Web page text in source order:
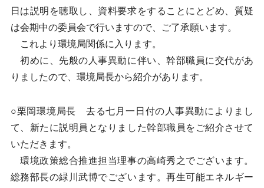
日は説明を聴取し、資料要求をすることにとどめ、質疑
は会期中の委員会で行いますので、ご了承願います。
これより環境局関係に入ります。
初めに、先般の人事異動に伴い、幹部職員に交代があ
りましたので、環境局長から紹介があります。
○栗岡環境局長 去る七月一日付の人事異動によりまし
て、新たに説明員となりました幹部職員をご紹介させて
いただきます。
環境政策総合推進担当理事の高崎秀之でございます。
総務部長の緑川武博でございます。再生可能エネルギー